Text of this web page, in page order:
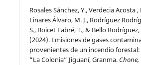
Rosales Sánchez, Y., Verdecia Acosta ,
Linares Álvaro, M. J., Rodríguez
S., Boicet Fabré, T., & Bello Rodríguez,
(2024). Emisiones de gases
provenientes de un incendio forestal:
“La Colonia” Jiguaní, Granma. Chone,